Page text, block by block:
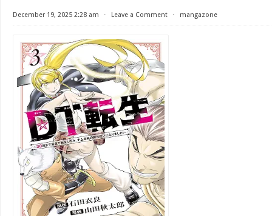
December 19, 2025 2:28 am ⋅ Leave a Comment ⋅ mangazone